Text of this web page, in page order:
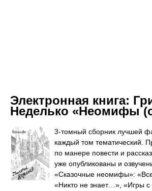
Электронная книга:
Неделько «Неомифы
3-томный сборник лучшей
каждый том тематический.
по манере повести и
уже опубликованы и
«Сказочные неомифы»:
«Никто не знает…», «Игры с